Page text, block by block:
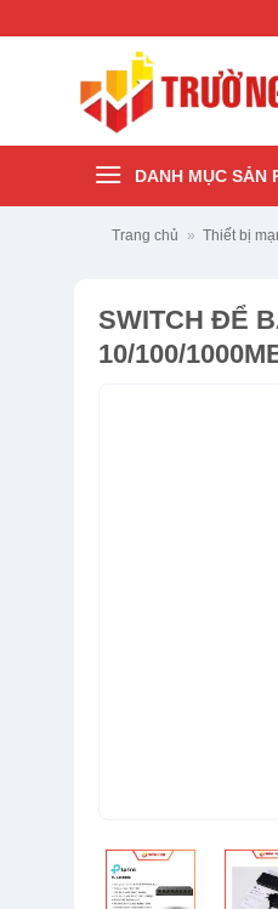
DANH MỤC SẢN
Trang chủ » Thiết bị
SWITCH ĐỂ
10/100/